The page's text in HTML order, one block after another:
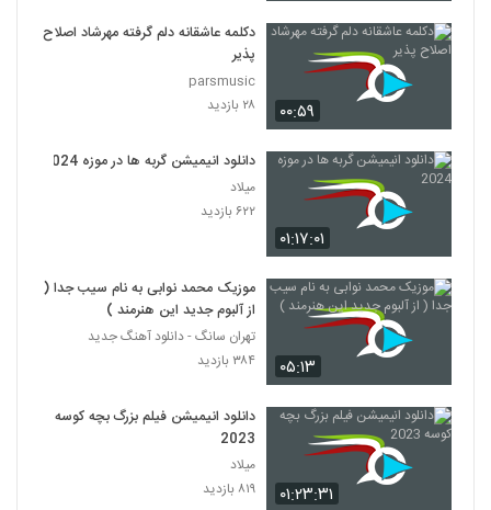
۰۰:۵۹
دکلمه عاشقانه دلم گرفته مهرشاد اصلاح
پذیر
parsmusic
۲۸ بازدید
۰۱:۱۷:۰۱
دانلود انیمیشن گربه ها در موزه 2024
میلاد
۶۲۲ بازدید
۰۵:۱۳
موزیک محمد نوابی به نام سیب جدا (
از آلبوم جدید این هنرمند )
تهران سانگ - دانلود آهنگ جدید
۳۸۴ بازدید
۰۱:۲۳:۳۱
دانلود انیمیشن فیلم بزرگ بچه‌ کوسه
2023
میلاد
۸۱۹ بازدید